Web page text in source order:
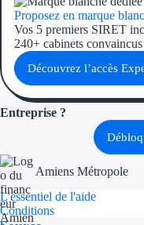
Proposez en marque
Vos 5 premiers SIRET
240+ cabinets
Découvrez l’accès
Entreprise ?
Amiens Métropole
L'essentiel de l'aide
Conditions